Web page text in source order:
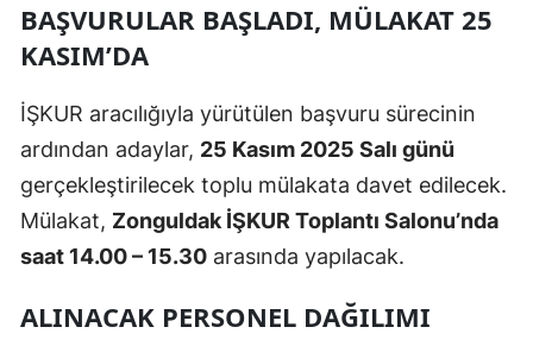
BAŞVURULAR BAŞLADI, MÜLAKAT 25
KASIM’DA
İŞKUR aracılığıyla yürütülen başvuru sürecinin
ardından adaylar, 25 Kasım 2025 Salı günü
gerçekleştirilecek toplu mülakata davet edilecek.
Mülakat, Zonguldak İŞKUR Toplantı Salonu’nda
saat 14.00 – 15.30 arasında yapılacak.
ALINACAK PERSONEL DAĞILIMI